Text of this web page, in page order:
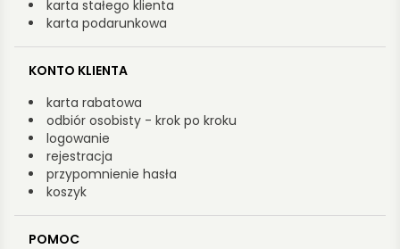
karta stałego klienta
karta podarunkowa
KONTO KLIENTA
karta rabatowa
odbiór osobisty - krok po kroku
logowanie
rejestracja
przypomnienie hasła
koszyk
POMOC